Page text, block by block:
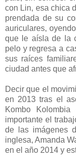
con Lin, esa chica
prendada de su
auriculares,
que le aísla de la
pelo y regresa a
sus raíces
ciudad antes que
Decir que el
en 2013 tras el
Kombo
importante el
de las imágenes
inglesa, Amanda
en el año 2014 y